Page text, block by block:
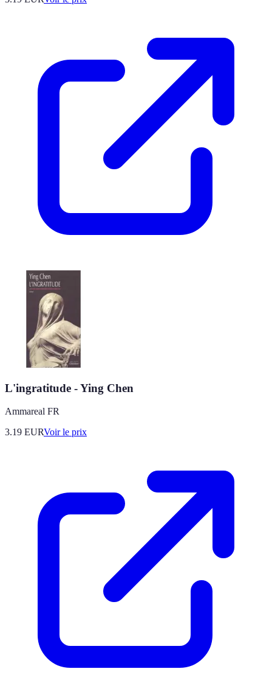
L'ingratitude - Ying Chen
Ammareal FR
3.19 EURVoir le prix